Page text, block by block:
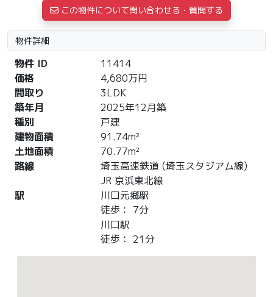
この物件について問い合わせる・質問する
物件詳細
物件 ID
11414
価格
4,680万円
間取り
3LDK
築年月
2025年12月築
種別
戸建
建物面積
91.74m²
土地面積
70.77m²
路線
埼玉高速鉄道 (埼玉スタジアム線)
JR 京浜東北線
駅
川口元郷駅
徒歩： 7分
川口駅
徒歩： 21分